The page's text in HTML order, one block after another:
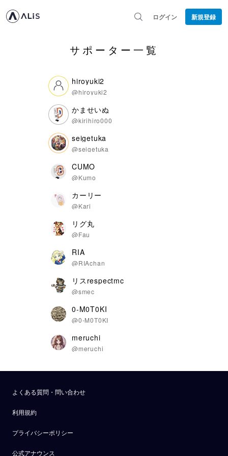
ログイン 新規登録
サポーター一覧
hiroyuki2
@hiroyuki2
かませいぬ
@kirihiro000
seigetuka
@seigetuka
CUMO
@Kumo
カーリー
@Kari
リグ丸
@Fau
RIA
@RIAchan
リスrespectmc
@smec
0-M0T0KI
@0-M0T0KI
meruchi
@meruchi
よくある質問・問い合わせ
利用規約
プライバシーポリシー
公式アナウンス